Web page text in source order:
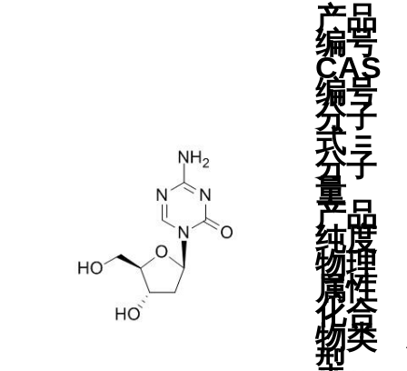
产品
编号
CAS
编号
分子
式 =
分子
量
产品
纯度
物理
属性
化合
物类
型